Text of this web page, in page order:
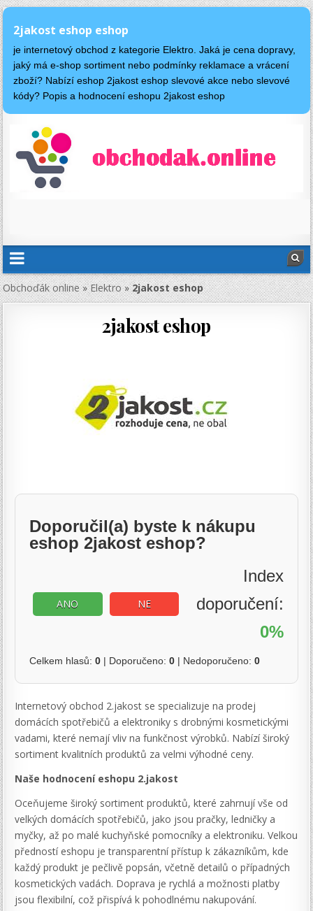
2jakost eshop eshop
je internetový obchod z kategorie Elektro. Jaká je cena dopravy,
jaký má e-shop sortiment nebo podmínky reklamace a vrácení
zboží? Nabízí eshop 2jakost eshop slevové akce nebo slevové
kódy? Popis a hodnocení eshopu 2jakost eshop
Obchoďák online»Elektro»2jakost eshop
2jakost eshop
Doporučil(a) byste k nákupu
eshop 2jakost eshop?
ANO NE
Index
doporučení:
0%
Celkem hlasů:0 | Doporučeno:0 | Nedoporučeno:0
Internetový obchod 2.jakost se specializuje na prodej
domácích spotřebičů a elektroniky s drobnými kosmetickými
vadami, které nemají vliv na funkčnost výrobků. Nabízí široký
sortiment kvalitních produktů za velmi výhodné ceny.
Naše hodnocení eshopu 2.jakost
Oceňujeme široký sortiment produktů, které zahrnují vše od
velkých domácích spotřebičů, jako jsou pračky, ledničky a
myčky, až po malé kuchyňské pomocníky a elektroniku. Velkou
předností eshopu je transparentní přístup k zákazníkům, kde
každý produkt je pečlivě popsán, včetně detailů o případných
kosmetických vadách. Doprava je rychlá a možnosti platby
jsou flexibilní, což přispívá k pohodlnému nakupování.